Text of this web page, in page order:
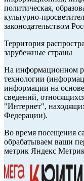
политическая,
культурно-
законодательством
Территория
зарубежные страны
На информационном
технологии
информации на
сведений,
"Интернет",
Федерации).
Во время посещения
обрабатываем ваши
метрик Яндекс